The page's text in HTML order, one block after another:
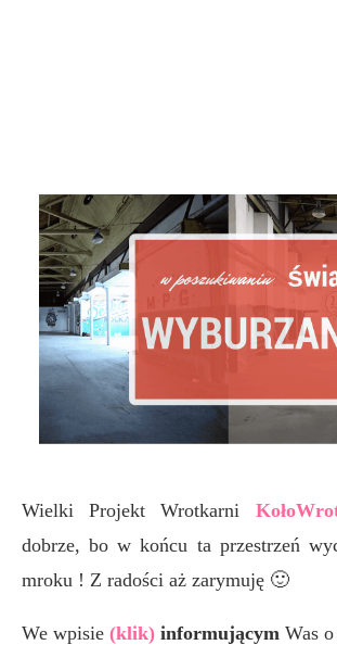
Wielki Projekt Wrotkarni
dobrze, bo w końcu ta przestrzeń
mroku ! Z radości aż zarymuję 🙂
We wpisie (klik) informującym Was